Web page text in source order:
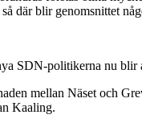
där blir genomsnittet
SDN-politikerna nu blir
mellan Näset och
Kaaling.